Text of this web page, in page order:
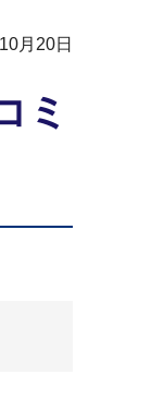
月20日
ミ